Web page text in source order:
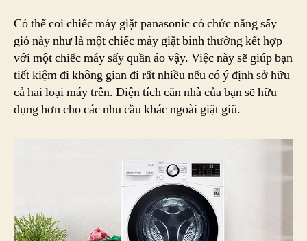
Có thể coi chiếc máy giặt panasonic có chức năng sấy
gió này như là một chiếc máy giặt bình thường kết hợp
với một chiếc máy sấy quần áo vậy. Việc này sẽ giúp bạn
tiết kiệm đi không gian đi rất nhiều nếu có ý định sở hữu
cả hai loại máy trên. Diện tích căn nhà của bạn sẽ hữu
dụng hơn cho các nhu cầu khác ngoài giặt giũ.